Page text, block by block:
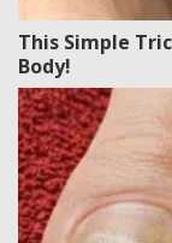
This Simple
Body!